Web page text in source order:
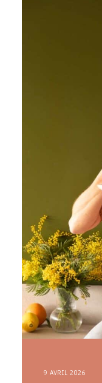
9 AVRIL 2026